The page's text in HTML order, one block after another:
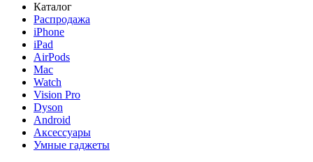
Каталог
Распродажа
iPhone
iPad
AirPods
Mac
Watch
Vision Pro
Dyson
Android
Аксессуары
Умные гаджеты